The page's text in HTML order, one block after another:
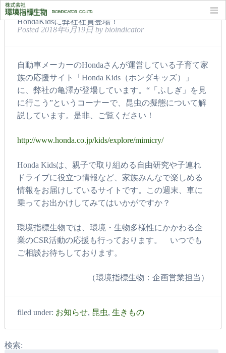
HondaKidsに弊社社員登場！
Posted 2018年6月19日 by bioindicator
自動車メーカーのHondaさんが運営している子育て家
族の応援サイト「Honda Kids（ホンダキッズ）」
に、弊社の亀澤が登場しています。“「ふしぎ」を見
に行こう”というコーナーで、昆虫の擬態について解
説しています。是非、ご覧ください！
http://www.honda.co.jp/kids/explore/mimicry/
Honda Kidsは、親子で取り組める自由研究や子連れ
ドライブに役立つ情報など、家族みんなで楽しめる
情報をお届けしているサイトです。この週末、車に
乗ってお出かけしてみてはいかがですか？
環境指標生物では、環境・生物多様性にかかわる企
業のCSR活動の応援も行っております。 いつでも
ご相談お待ちしております。
（環境指標生物：企画営業担当）
filed under: お知らせ, 昆虫, 生きもの
検索: